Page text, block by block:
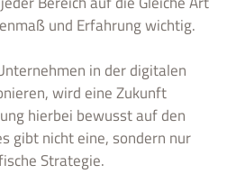
und Erfahrung wichtig.
in der digitalen
wird eine Zukunft
hierbei bewusst auf den
gibt nicht eine, sondern nur
Strategie.